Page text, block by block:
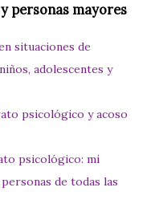
personas mayores
situaciones de
adolescentes y
psicológico y acoso
psicológico: mi
de todas las